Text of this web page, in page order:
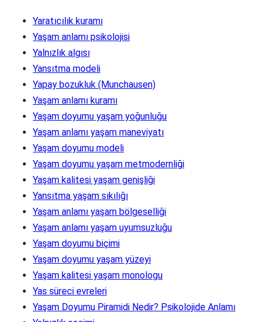
Yaratıcılık kuramı
Yaşam anlamı psikolojisi
Yalnızlık algısı
Yansıtma modeli
Yapay bozukluk (Munchausen)
Yaşam anlamı kuramı
Yaşam doyumu yaşam yoğunluğu
Yaşam anlamı yaşam maneviyatı
Yaşam doyumu modeli
Yaşam doyumu yaşam metmodernliği
Yaşam kalitesi yaşam genişliği
Yansıtma yaşam sıkılığı
Yaşam anlamı yaşam bölgeselliği
Yaşam anlamı yaşam uyumsuzluğu
Yaşam doyumu biçimi
Yaşam doyumu yaşam yüzeyi
Yaşam kalitesi yaşam monologu
Yas süreci evreleri
Yaşam Doyumu Piramidi Nedir? Psikolojide Anlamı